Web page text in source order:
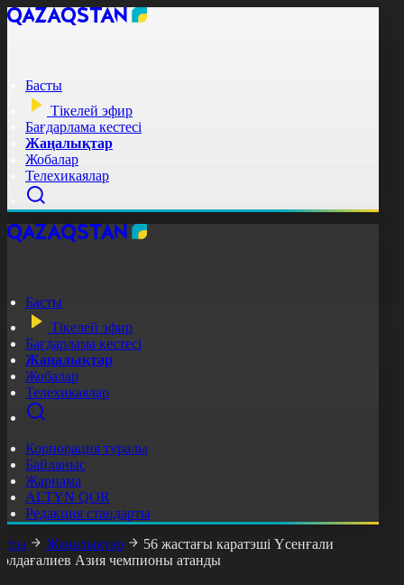
Басты
Тікелей эфир
Бағдарлама кестесі
Жаңалықтар
Жобалар
Телехикаялар
Басты
Тікелей эфир
Бағдарлама кестесі
Жаңалықтар
Жобалар
Телехикаялар
Корпорация туралы
Байланыс
Жарнама
ALTYN QOR
Редакция стандарты
Жаңалықтар
56 жастағы каратэші Үсенғали
Азия чемпионы атанды